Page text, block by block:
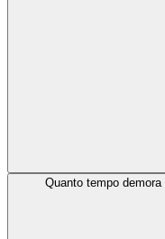
Quanto tempo